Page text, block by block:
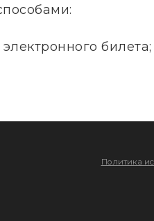
билета;
Политика